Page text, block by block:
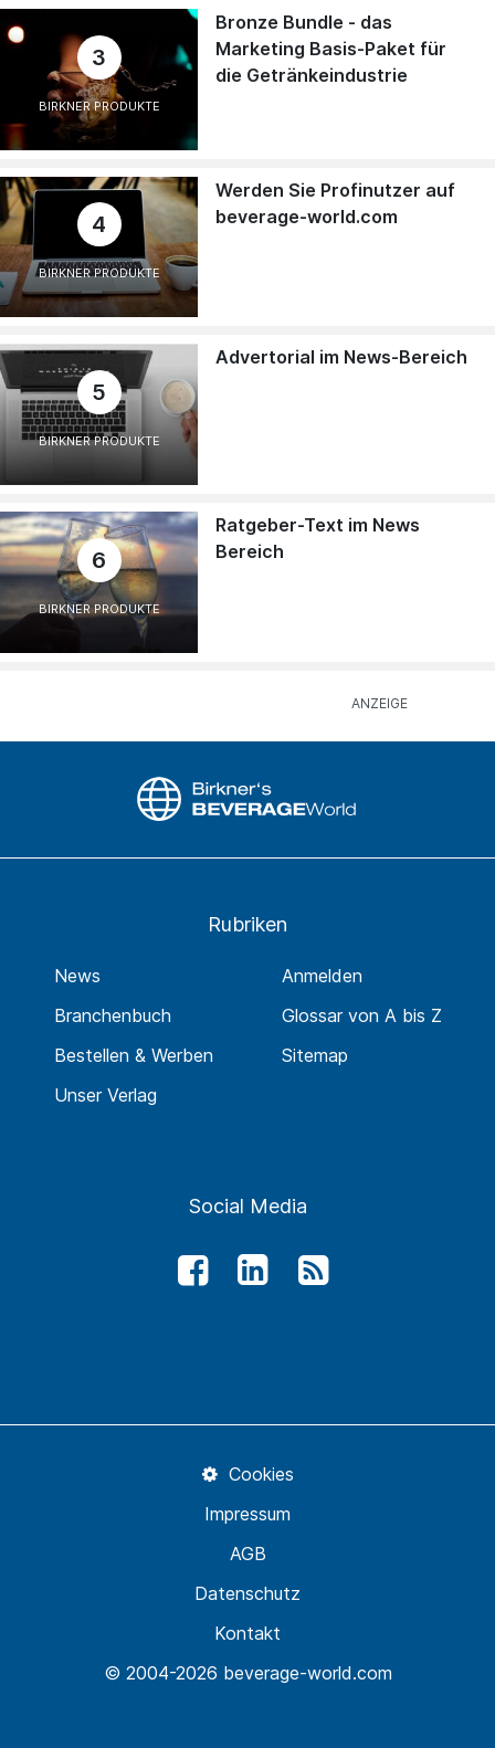
3
BIRKNER PRODUKTE
Bronze Bundle - das
Marketing Basis-Paket für
die Getränkeindustrie
4
BIRKNER PRODUKTE
Werden Sie Profinutzer auf
beverage-world.com
5
BIRKNER PRODUKTE
Advertorial im News-Bereich
6
BIRKNER PRODUKTE
Ratgeber-Text im News
Bereich
Rubriken
News
Branchenbuch
Bestellen & Werben
Unser Verlag
Anmelden
Glossar von A bis Z
Sitemap
Social Media
© 2004-2026 beverage-world.com
Kontakt
Datenschutz
AGB
Impressum
Cookies